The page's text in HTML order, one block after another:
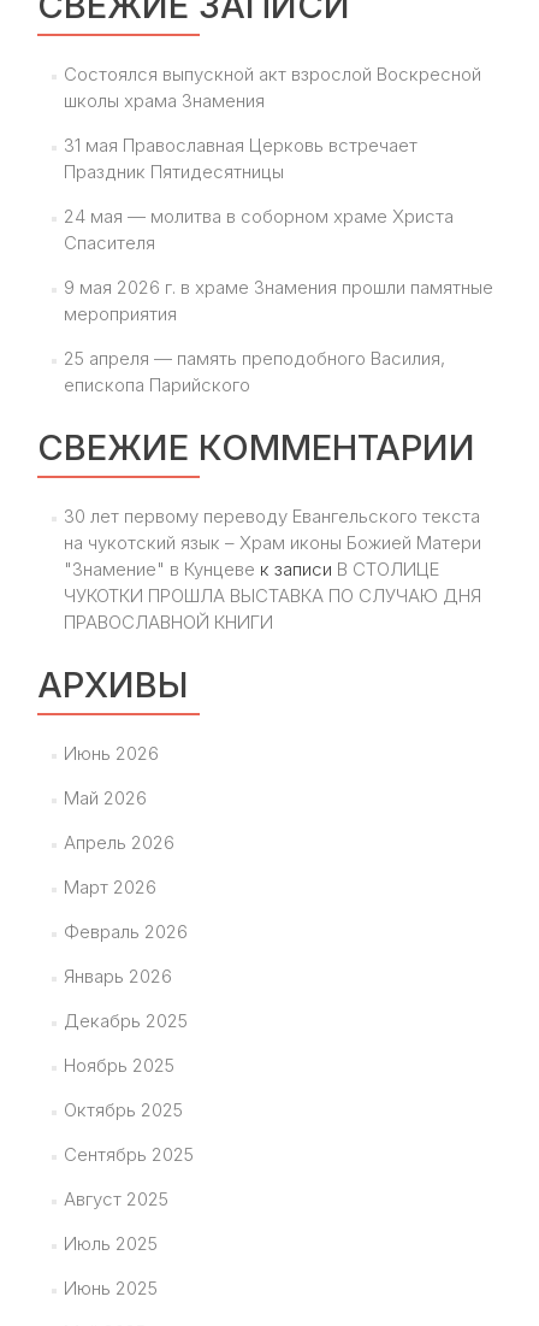
Состоялся выпускной акт взрослой Воскресной
школы храма Знамения
31 мая Православная Церковь встречает
Праздник Пятидесятницы
24 мая — молитва в соборном храме Христа
Спасителя
9 мая 2026 г. в храме Знамения прошли памятные
мероприятия
25 апреля — память преподобного Василия,
епископа Парийского
СВЕЖИЕ КОММЕНТАРИИ
30 лет первому переводу Евангельского текста
на чукотский язык – Храм иконы Божией Матери
"Знамение" в Кунцеве к записи В СТОЛИЦЕ
ЧУКОТКИ ПРОШЛА ВЫСТАВКА ПО СЛУЧАЮ ДНЯ
ПРАВОСЛАВНОЙ КНИГИ
АРХИВЫ
Июнь 2026
Май 2026
Апрель 2026
Март 2026
Февраль 2026
Январь 2026
Декабрь 2025
Ноябрь 2025
Октябрь 2025
Сентябрь 2025
Август 2025
Июль 2025
Июнь 2025